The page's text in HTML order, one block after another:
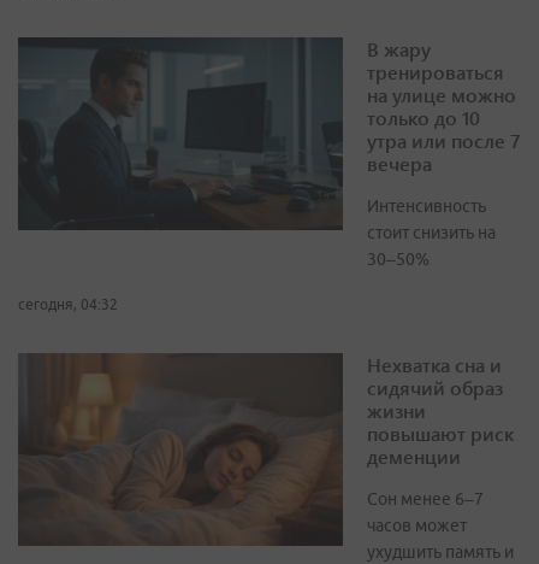
В жару
тренироваться
на улице можно
только до 10
утра или после 7
вечера
Интенсивность
стоит снизить на
30–50%
сегодня, 04:32
Нехватка сна и
сидячий образ
жизни
повышают риск
деменции
Сон менее 6–7
часов может
ухудшить память и